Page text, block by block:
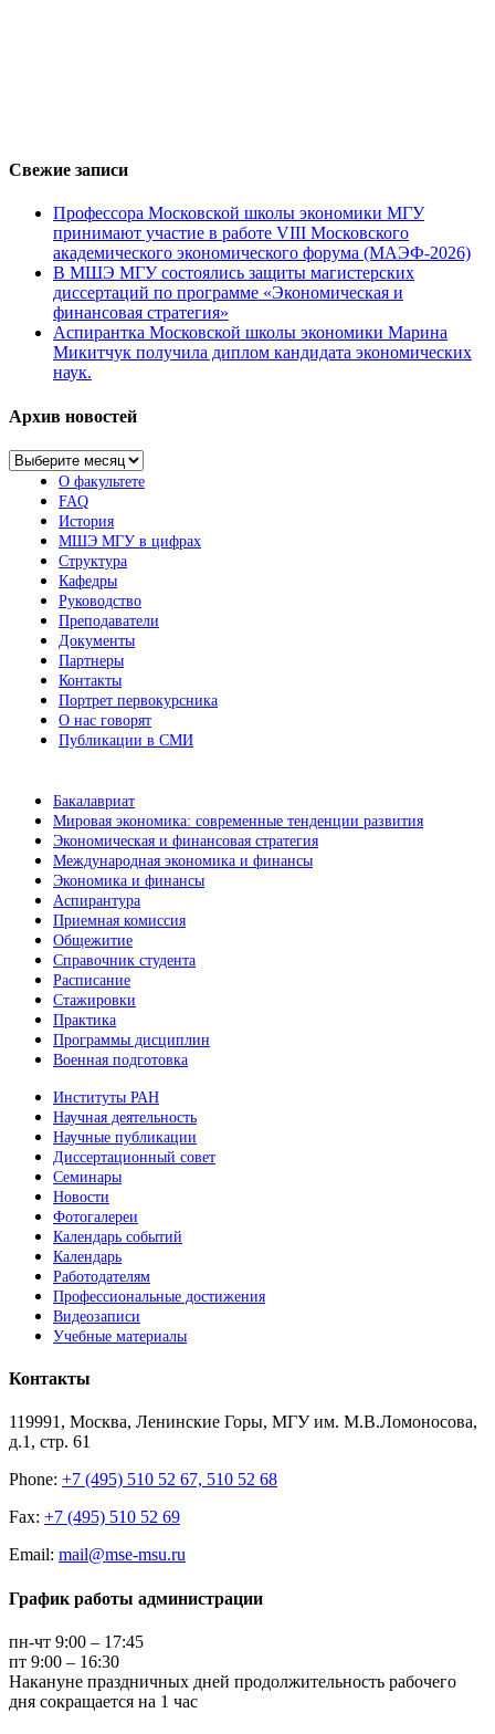
Свежие записи
Профессора Московской школы экономики МГУ
принимают участие в работе VIII Московского
академического экономического форума (МАЭФ-2026)
В МШЭ МГУ состоялись защиты магистерских
диссертаций по программе «Экономическая и
финансовая стратегия»
Аспирантка Московской школы экономики Марина
Микитчук получила диплом кандидата экономических
наук.
Архив новостей
Архив
новостейО факультете
FAQ
История
МШЭ МГУ в цифрах
Структура
Кафедры
Руководство
Преподаватели
Документы
Партнеры
Контакты
Портрет первокурсника
О нас говорят
Публикации в СМИ
Бакалавриат
Мировая экономика: современные тенденции развития
Экономическая и финансовая стратегия
Международная экономика и финансы
Экономика и финансы
Аспирантура
Приемная комиссия
Общежитие
Справочник студента
Расписание
Стажировки
Практика
Программы дисциплин
Военная подготовка
Институты РАН
Научная деятельность
Научные публикации
Диссертационный совет
Семинары
Новости
Фотогалереи
Календарь событий
Календарь
Работодателям
Профессиональные достижения
Видеозаписи
Учебные материалы
Контакты
119991, Москва, Ленинские Горы, МГУ им. М.В.Ломоносова,
д.1, стр. 61
Phone: +7 (495) 510 52 67, 510 52 68
Fax: +7 (495) 510 52 69
Email: mail@mse-msu.ru
График работы администрации
пн-чт 9:00 – 17:45
пт 9:00 – 16:30
Накануне праздничных дней продолжительность рабочего
дня сокращается на 1 час